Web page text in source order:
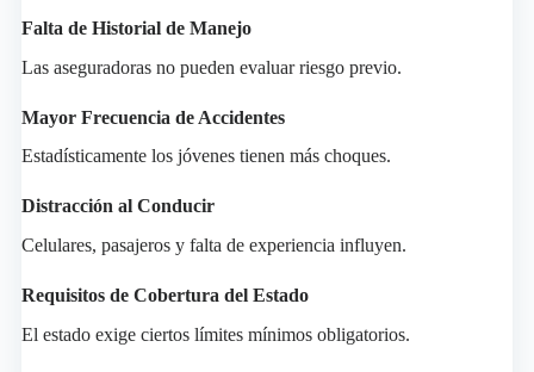
Falta de Historial de Manejo
Las aseguradoras no pueden evaluar riesgo previo.
Mayor Frecuencia de Accidentes
Estadísticamente los jóvenes tienen más choques.
Distracción al Conducir
Celulares, pasajeros y falta de experiencia influyen.
Requisitos de Cobertura del Estado
El estado exige ciertos límites mínimos obligatorios.